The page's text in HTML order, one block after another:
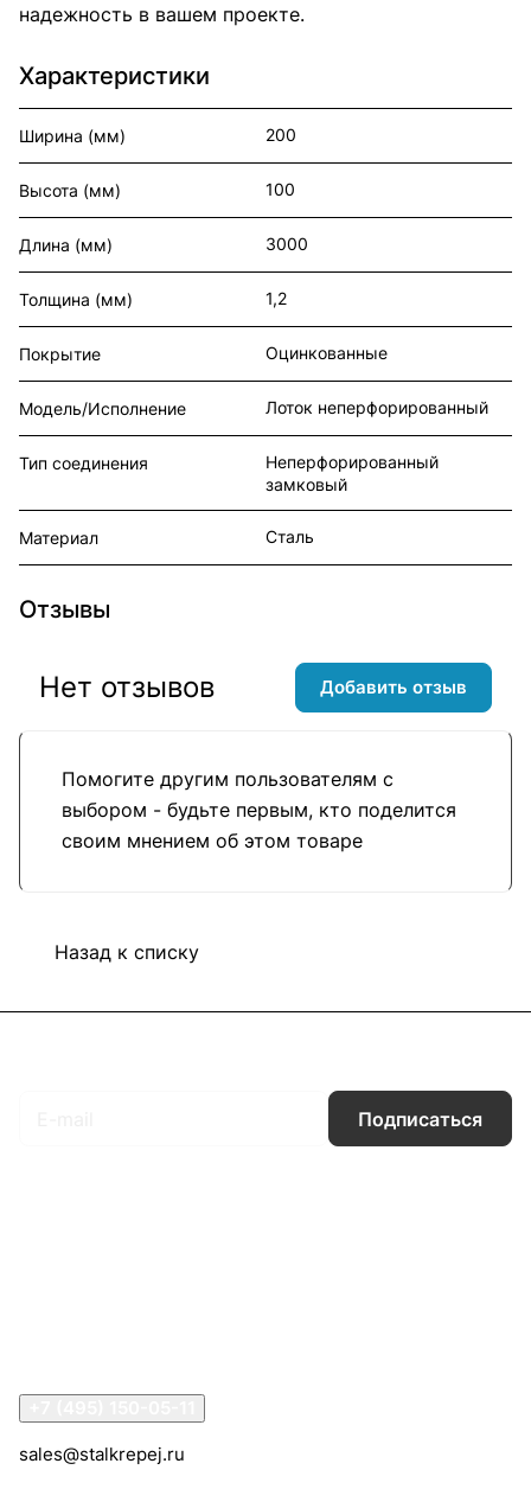
надежность в вашем проекте.
Характеристики
Ширина (мм) 200
Высота (мм) 100
Длина (мм) 3000
Толщина (мм) 1,2
Покрытие Оцинкованные
Модель/Исполнение Лоток неперфорированный
Тип соединения
Неперфорированный
замковый
Материал Сталь
Отзывы
Помогите другим пользователям с
выбором - будьте первым, кто поделится
своим мнением об этом товаре
Нет отзывов Добавить отзыв
Назад к списку
Подписаться
sales@stalkrepej.ru